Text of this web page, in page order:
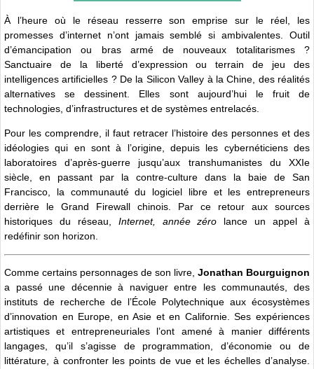
À l’heure où le réseau resserre son emprise sur le réel, les
promesses d’internet n’ont jamais semblé si ambivalentes. Outil
d’émancipation ou bras armé de nouveaux totalitarismes ?
Sanctuaire de la liberté d’expression ou terrain de jeu des
intelligences artificielles ? De la Silicon Valley à la Chine, des réalités
alternatives se dessinent. Elles sont aujourd’hui le fruit de
technologies, d’infrastructures et de systèmes entrelacés.
Pour les comprendre, il faut retracer l’histoire des personnes et des
idéologies qui en sont à l’origine, depuis les cybernéticiens des
laboratoires d’après-guerre jusqu’aux transhumanistes du XXIe
siècle, en passant par la contre-culture dans la baie de San
Francisco, la communauté du logiciel libre et les entrepreneurs
derrière le Grand Firewall chinois. Par ce retour aux sources
historiques du réseau, Internet, année zéro lance un appel à
redéfinir son horizon.
Comme certains personnages de son livre, Jonathan Bourguignon
a passé une décennie à naviguer entre les communautés, des
instituts de recherche de l’École Polytechnique aux écosystèmes
d’innovation en Europe, en Asie et en Californie. Ses expériences
artistiques et entrepreneuriales l’ont amené à manier différents
langages, qu’il s’agisse de programmation, d’économie ou de
littérature, à confronter les points de vue et les échelles d’analyse.